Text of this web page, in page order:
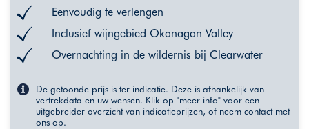
Eenvoudig te verlengen
Inclusief wijngebied Okanagan Valley
Overnachting in de wildernis bij Clearwater
De getoonde prijs is ter indicatie. Deze is afhankelijk van
vertrekdata en uw wensen. Klik op "meer info" voor een
uitgebreider overzicht van indicatieprijzen, of neem contact met
ons op.